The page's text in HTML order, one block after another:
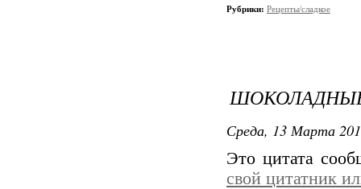
Рубрики: Рецепты/сладкое
Среда, 13 Марта
Это цитата
свой цитатник